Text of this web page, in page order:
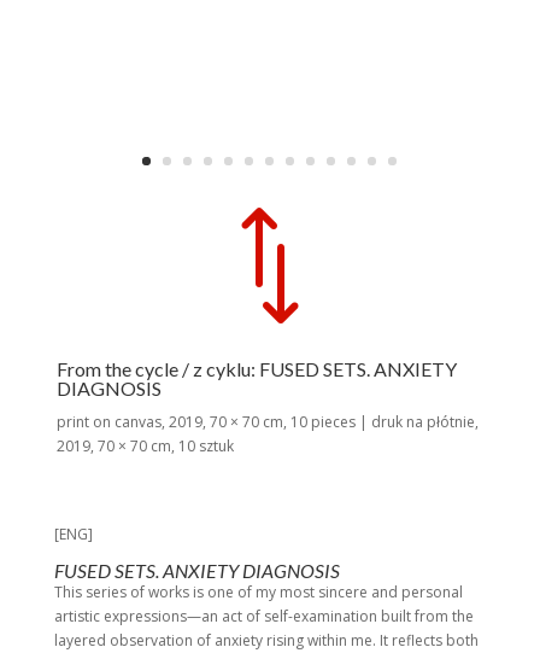
*
From the cycle / z cyklu: FUSED SETS. ANXIETY
DIAGNOSIS
print on canvas, 2019, 70 × 70 cm, 10 pieces | druk na płótnie,
2019, 70 × 70 cm, 10 sztuk
[ENG]
FUSED SETS. ANXIETY DIAGNOSIS
This series of works is one of my most sincere and personal
artistic expressions—an act of self-examination built from the
layered observation of anxiety rising within me. It reflects both